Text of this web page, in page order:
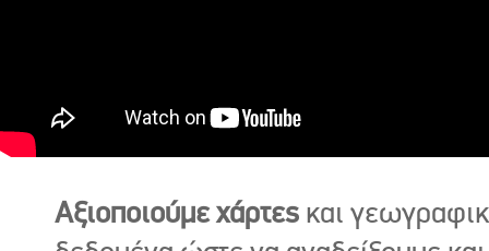
Αξιοποιούμε χάρτες και